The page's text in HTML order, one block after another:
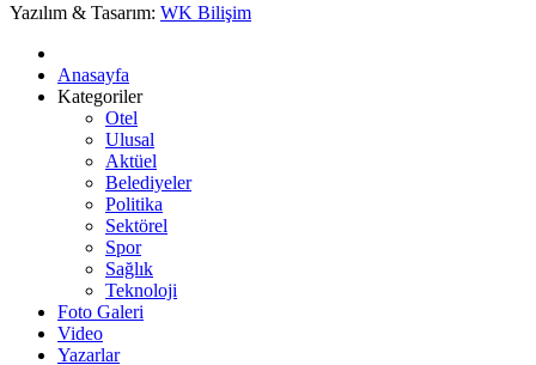
Yazılım & Tasarım: WK Bilişim
Anasayfa
Kategoriler
Otel
Ulusal
Aktüel
Belediyeler
Politika
Sektörel
Spor
Sağlık
Teknoloji
Foto Galeri
Video
Yazarlar